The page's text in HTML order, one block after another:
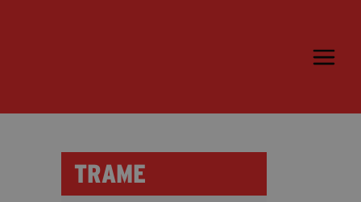
Ospiti
Media & Press
TRAME